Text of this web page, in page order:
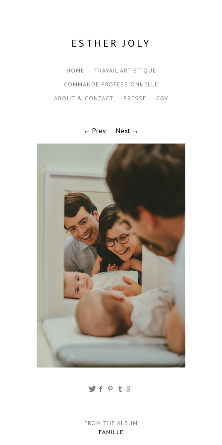
ESTHER JOLY
HOME
TRAVAIL ARTISTIQUE
COMMANDE PROFESSIONNELLE
ABOUT & CONTACT
PRESSE CGV
← Prev Next →
FROM THE ALBUM
FAMILLE